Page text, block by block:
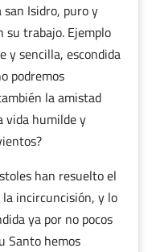
san Isidro, puro y
su trabajo. Ejemplo
y sencilla, escondida
podremos
la amistad
vida humilde y
han resuelto el
incircuncisión, y lo
ya por no pocos
Santo hemos